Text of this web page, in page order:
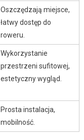
Oszczędzają miejsce,
łatwy dostęp do
roweru.
Wykorzystanie
przestrzeni sufitowej,
estetyczny wygląd.
Prosta instalacja,
mobilność.